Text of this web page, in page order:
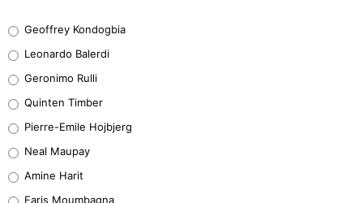
38%
32%
5%
1%
Geoffrey Kondogbia
Leonardo Balerdi
Geronimo Rulli
Quinten Timber
Pierre-Emile Hojbjerg
Neal Maupay
Amine Harit
Faris Moumbagna